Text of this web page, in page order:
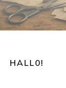
HALL0!